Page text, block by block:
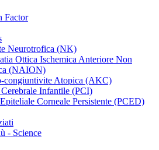
Factor
Neurotrofica (NK)
Ottica Ischemica Anteriore Non
(NAION)
congiuntivite Atopica (AKC)
Infantile (PCI)
Corneale Persistente (PCED)
- Science